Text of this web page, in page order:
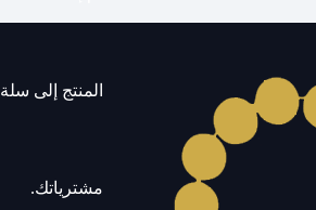
المنتج إلى سلة
مشترياتك.